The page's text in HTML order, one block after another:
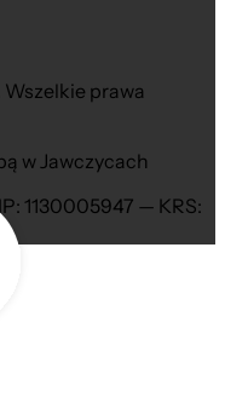
prawa
w Jawczycach
1130005947 — KRS: